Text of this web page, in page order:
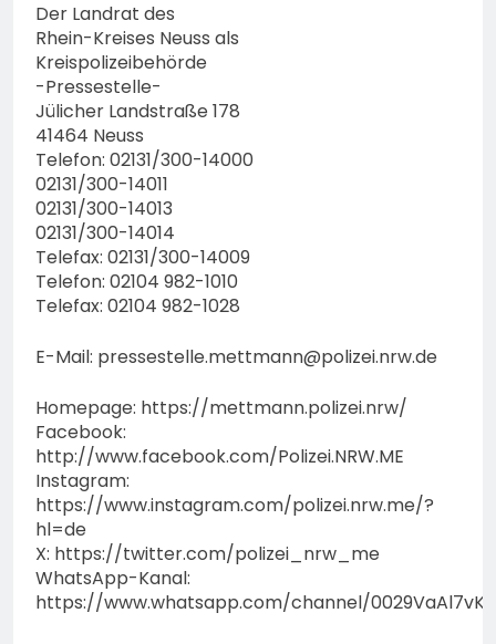
Der Landrat des
Rhein-Kreises Neuss als
Kreispolizeibehörde
-Pressestelle-
Jülicher Landstraße 178
41464 Neuss
Telefon: 02131/300-14000
02131/300-14011
02131/300-14013
02131/300-14014
Telefax: 02131/300-14009
Telefon: 02104 982-1010
Telefax: 02104 982-1028
E-Mail: pressestelle.mettmann@polizei.nrw.de
Homepage: https://mettmann.polizei.nrw/
Facebook:
http://www.facebook.com/Polizei.NRW.ME
Instagram:
https://www.instagram.com/polizei.nrw.me/?
hl=de
X: https://twitter.com/polizei_nrw_me
WhatsApp-Kanal:
https://www.whatsapp.com/channel/